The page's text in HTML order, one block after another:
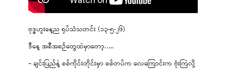
ဗုဒ္ဓဟူးနေ့ည ရုပ်သံသတင်း (၁၃-၅-၂၆)
ဒီနေ့ အစီအစဉ်တွေထဲမှာတော့…..
– ချင်းပြည်နဲ့ စစ်ကိုင်းတိုင်းမှာ စစ်တပ်က လေကြောင်းက ဗုံးကြဲလို့